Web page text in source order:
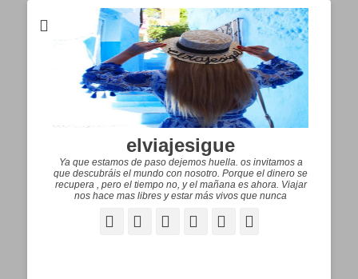
elviajesigue
Ya que estamos de paso dejemos huella. os invitamos a
que descubráis el mundo con nosotro. Porque el dinero se
recupera , pero el tiempo no, y el mañana es ahora. Viajar
nos hace mas libres y estar más vivos que nunca
Facebook
CorreoWordPress
PinterestYouTube